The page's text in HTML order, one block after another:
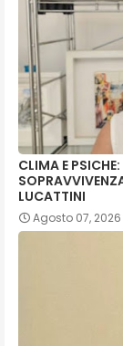
CLIMA E
LUCATTINI
Agosto 07, 2026